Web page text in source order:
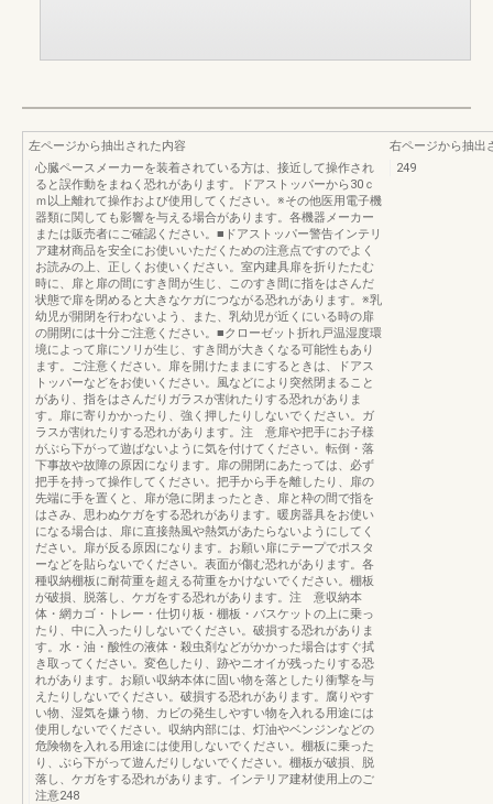
左ページから抽出された内容
心臓ペースメーカーを装着されている方は、接近して操作され
ると誤作動をまねく恐れがあります。ドアストッパーから30ｃ
ｍ以上離れて操作および使用してください。※その他医用電子機
器類に関しても影響を与える場合があります。各機器メーカー
または販売者にご確認ください。■ドアストッパー警告インテリ
ア建材商品を安全にお使いいただくための注意点ですのでよく
お読みの上、正しくお使いください。室内建具扉を折りたたむ
時に、扉と扉の間にすき間が生じ、このすき間に指をはさんだ
状態で扉を閉めると大きなケガにつながる恐れがあります。※乳
幼児が開閉を行わないよう、また、乳幼児が近くにいる時の扉
の開閉には十分ご注意ください。■クローゼット折れ戸温湿度環
境によって扉にソリが生じ、すき間が大きくなる可能性もあり
ます。ご注意ください。扉を開けたままにするときは、ドアス
トッパーなどをお使いください。風などにより突然閉まること
があり、指をはさんだりガラスが割れたりする恐れがありま
す。扉に寄りかかったり、強く押したりしないでください。ガ
ラスが割れたりする恐れがあります。注 意扉や把手にお子様
がぶら下がって遊ばないように気を付けてください。転倒・落
下事故や故障の原因になります。扉の開閉にあたっては、必ず
把手を持って操作してください。把手から手を離したり、扉の
先端に手を置くと、扉が急に閉まったとき、扉と枠の間で指を
はさみ、思わぬケガをする恐れがあります。暖房器具をお使い
になる場合は、扉に直接熱風や熱気があたらないようにしてく
ださい。扉が反る原因になります。お願い扉にテープでポスタ
ーなどを貼らないでください。表面が傷む恐れがあります。各
種収納棚板に耐荷重を超える荷重をかけないでください。棚板
が破損、脱落し、ケガをする恐れがあります。注 意収納本
体・網カゴ・トレー・仕切り板・棚板・バスケットの上に乗っ
たり、中に入ったりしないでください。破損する恐れがありま
す。水・油・酸性の液体・殺虫剤などがかかった場合はすぐ拭
き取ってください。変色したり、跡やニオイが残ったりする恐
れがあります。お願い収納本体に固い物を落としたり衝撃を与
えたりしないでください。破損する恐れがあります。腐りやす
い物、湿気を嫌う物、カビの発生しやすい物を入れる用途には
使用しないでください。収納内部には、灯油やベンジンなどの
危険物を入れる用途には使用しないでください。棚板に乗った
り、ぶら下がって遊んだりしないでください。棚板が破損、脱
落し、ケガをする恐れがあります。インテリア建材使用上のご
注意248
右ページから抽出
249